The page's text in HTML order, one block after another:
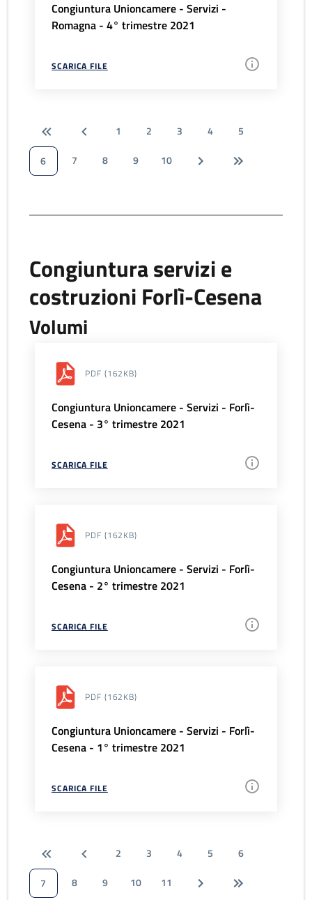
Congiuntura Unioncamere - Servizi -
Romagna - 4° trimestre 2021
SCARICA FILE
1 2 3 4
5
6
7 8 9 10
Congiuntura servizi e
costruzioni Forlì-Cesena
Volumi
PDF (162KB)
Congiuntura Unioncamere - Servizi - Forlì-
Cesena - 3° trimestre 2021
SCARICA FILE
PDF (162KB)
Congiuntura Unioncamere - Servizi - Forlì-
Cesena - 2° trimestre 2021
SCARICA FILE
PDF (162KB)
Congiuntura Unioncamere - Servizi - Forlì-
Cesena - 1° trimestre 2021
SCARICA FILE
2 3 4 5
6
7
8 9 10 11